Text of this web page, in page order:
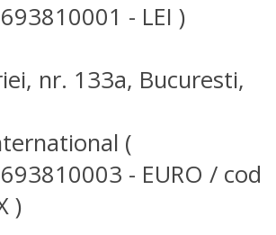
- LEI )
nr. 133a, Bucuresti,
(
- EURO / cod
)